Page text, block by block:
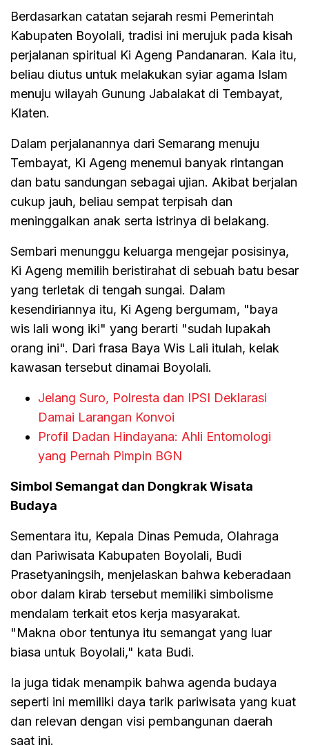
Berdasarkan catatan sejarah resmi Pemerintah
Kabupaten Boyolali, tradisi ini merujuk pada kisah
perjalanan spiritual Ki Ageng Pandanaran. Kala itu,
beliau diutus untuk melakukan syiar agama Islam
menuju wilayah Gunung Jabalakat di Tembayat,
Klaten.
Dalam perjalanannya dari Semarang menuju
Tembayat, Ki Ageng menemui banyak rintangan
dan batu sandungan sebagai ujian. Akibat berjalan
cukup jauh, beliau sempat terpisah dan
meninggalkan anak serta istrinya di belakang.
Sembari menunggu keluarga mengejar posisinya,
Ki Ageng memilih beristirahat di sebuah batu besar
yang terletak di tengah sungai. Dalam
kesendiriannya itu, Ki Ageng bergumam, "baya
wis lali wong iki" yang berarti "sudah lupakah
orang ini". Dari frasa Baya Wis Lali itulah, kelak
kawasan tersebut dinamai Boyolali.
Jelang Suro, Polresta dan IPSI Deklarasi
Damai Larangan Konvoi
Profil Dadan Hindayana: Ahli Entomologi
yang Pernah Pimpin BGN
Simbol Semangat dan Dongkrak Wisata
Budaya
Sementara itu, Kepala Dinas Pemuda, Olahraga
dan Pariwisata Kabupaten Boyolali, Budi
Prasetyaningsih, menjelaskan bahwa keberadaan
obor dalam kirab tersebut memiliki simbolisme
mendalam terkait etos kerja masyarakat.
"Makna obor tentunya itu semangat yang luar
biasa untuk Boyolali," kata Budi.
Ia juga tidak menampik bahwa agenda budaya
seperti ini memiliki daya tarik pariwisata yang kuat
dan relevan dengan visi pembangunan daerah
saat ini.